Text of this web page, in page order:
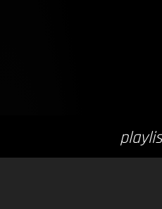
playlis